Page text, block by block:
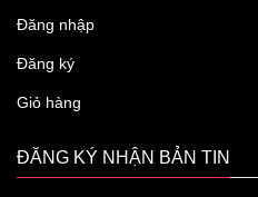
Đăng nhập
Đăng ký
Giỏ hàng
ĐĂNG KÝ NHẬN BẢN TIN